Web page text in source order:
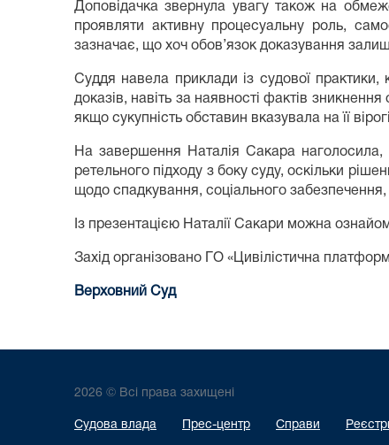
Доповідачка звернула увагу також на
проявляти активну процесуальну роль,
зазначає, що хоч обов’язок доказування
Суддя навела приклади із судової
доказів, навіть за наявності фактів
якщо сукупність обставин вказувала на її
На завершення Наталія Сакара
ретельного підходу з боку суду, оскільки
щодо спадкування, соціального
Із презентацією Наталії Сакари можна
Захід організовано ГО «Цивілістична
Верховний Суд
2026 © Всі права захищені
Судова влада Прес-центр Справи